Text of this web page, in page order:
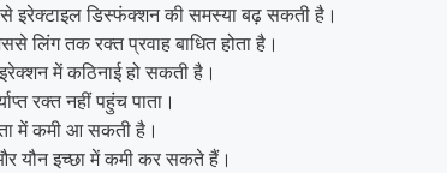
इरेक्टाइल डिस्फंक्शन की समस्या बढ़ सकती है।
लिंग तक रक्त प्रवाह बाधित होता है।
में कठिनाई हो सकती है।
रक्त नहीं पहुंच पाता।
में कमी आ सकती है।
यौन इच्छा में कमी कर सकते हैं।